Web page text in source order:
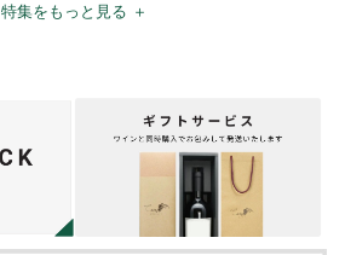
特集をもっと見る ＋